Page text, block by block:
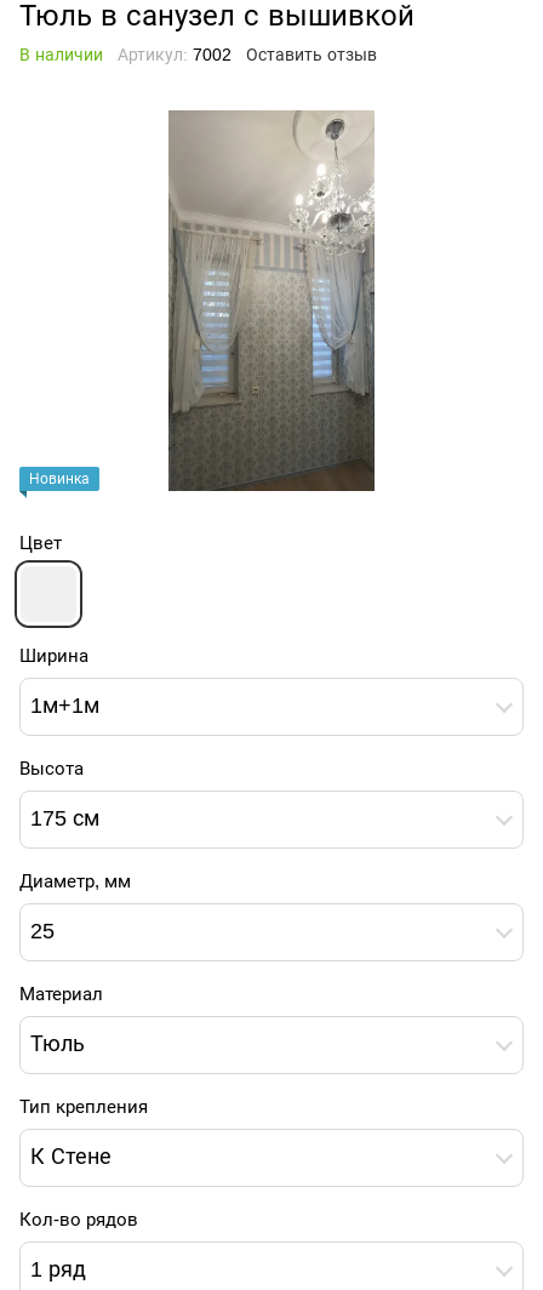
Тюль в санузел с вышивкой
В наличии Артикул: 7002 Оставить отзыв
Новинка
Цвет
Ширина
1м+1м
Высота
175 см
Диаметр, мм
25
Материал
Тюль
Тип крепления
К Стене
Кол-во рядов
1 ряд